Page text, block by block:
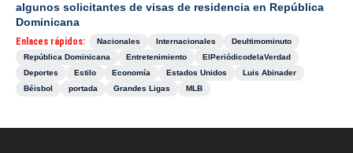
algunos solicitantes de visas de residencia en República
Dominicana
Enlaces rápidos: Nacionales Internacionales
Deultimominuto
República Dominicana
Entretenimiento
ElPeriódicodelaVerdad
Deportes
Estilo Economía Estados Unidos
Luis Abinader
Béisbol
portada Grandes Ligas MLB